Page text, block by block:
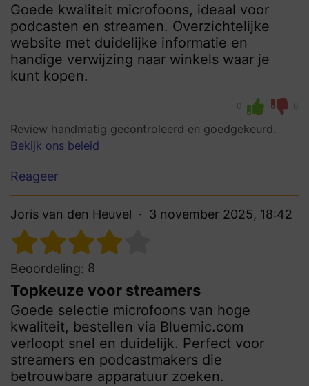
Goede kwaliteit microfoons, ideaal voor
podcasten en streamen. Overzichtelijke
website met duidelijke informatie en
handige verwijzing naar winkels waar je
kunt kopen.
0 0
Review handmatig gecontroleerd en goedgekeurd.
Bekijk ons beleid
Reageer
Joris van den Heuvel 3 november 2025, 18:42
Beoordeling: 8
Topkeuze voor streamers
Goede selectie microfoons van hoge
kwaliteit, bestellen via Bluemic.com
verloopt snel en duidelijk. Perfect voor
streamers en podcastmakers die
betrouwbare apparatuur zoeken.